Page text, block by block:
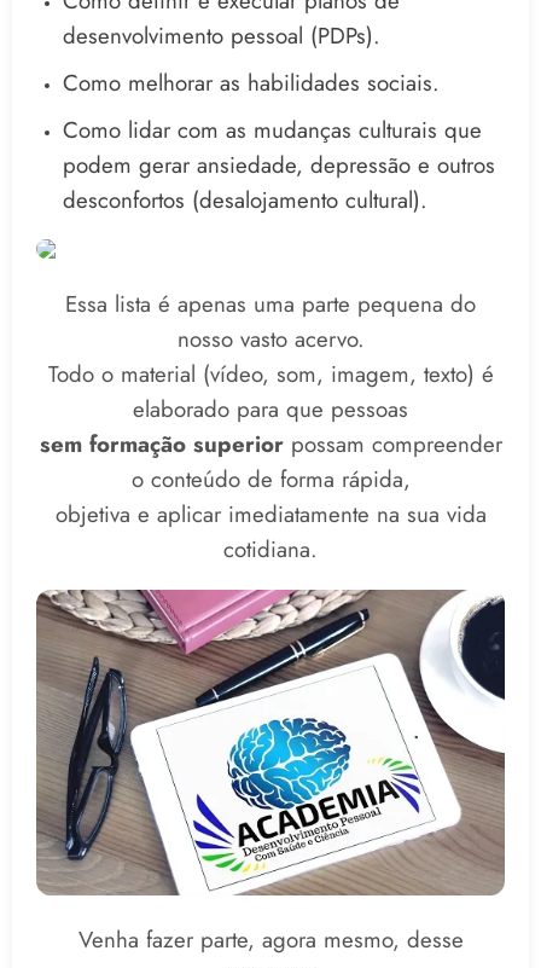
desenvolvimento pessoal (PDPs).
Como melhorar as habilidades sociais.
Como lidar com as mudanças culturais que
podem gerar ansiedade, depressão e outros
desconfortos (desalojamento cultural).
Essa lista é apenas uma parte pequena do
nosso vasto acervo.
Todo o material (vídeo, som, imagem, texto) é
elaborado para que pessoas
sem formação superiorpossam compreender
o conteúdo de forma rápida,
objetiva e aplicar imediatamente na sua vida
cotidiana.
Venha fazer parte, agora mesmo, desse